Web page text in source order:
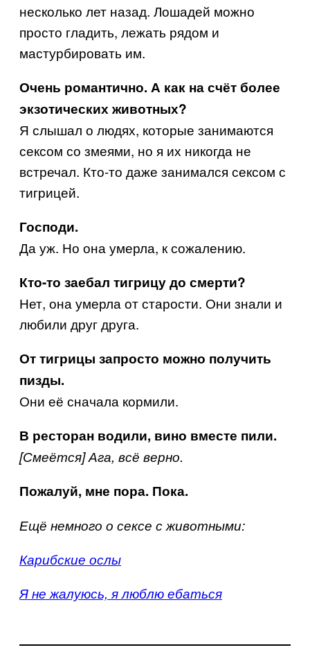
несколько лет назад. Лошадей можно
просто гладить, лежать рядом и
мастурбировать им.
Очень романтично. А как на счёт более
экзотических животных?
Я слышал о людях, которые занимаются
сексом со змеями, но я их никогда не
встречал. Кто-то даже занимался сексом с
тигрицей.
Господи.
Да уж. Но она умерла, к сожалению.
Кто-то заебал тигрицу до смерти?
Нет, она умерла от старости. Они знали и
любили друг друга.
От тигрицы запросто можно получить
пизды.
Они её сначала кормили.
В ресторан водили, вино вместе пили.
[Смеётся] Ага, всё верно.
Пожалуй, мне пора. Пока.
Ещё немного о сексе с животными:
Карибские ослы
Я не жалуюсь, я люблю ебаться